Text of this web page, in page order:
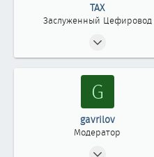
ТАХ
Заслуженный Цефировод
G
gavrilov
Модератор